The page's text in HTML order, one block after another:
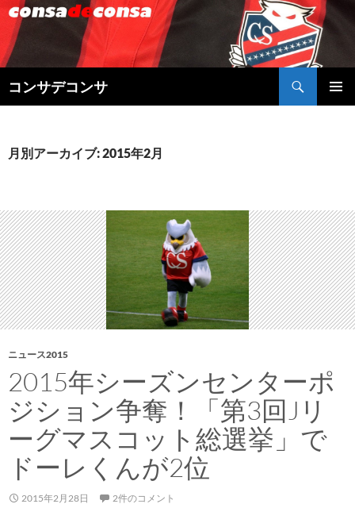
コンサデコンサ
索
ン
キ
ッ
プ
月別アーカイブ: 2015年2月
ニュース2015
2015年シーズンセンターポ
ジション争奪！「第3回Jリ
ーグマスコット総選挙」で
ドーレくんが2位
2015年2月28日 2件のコメント